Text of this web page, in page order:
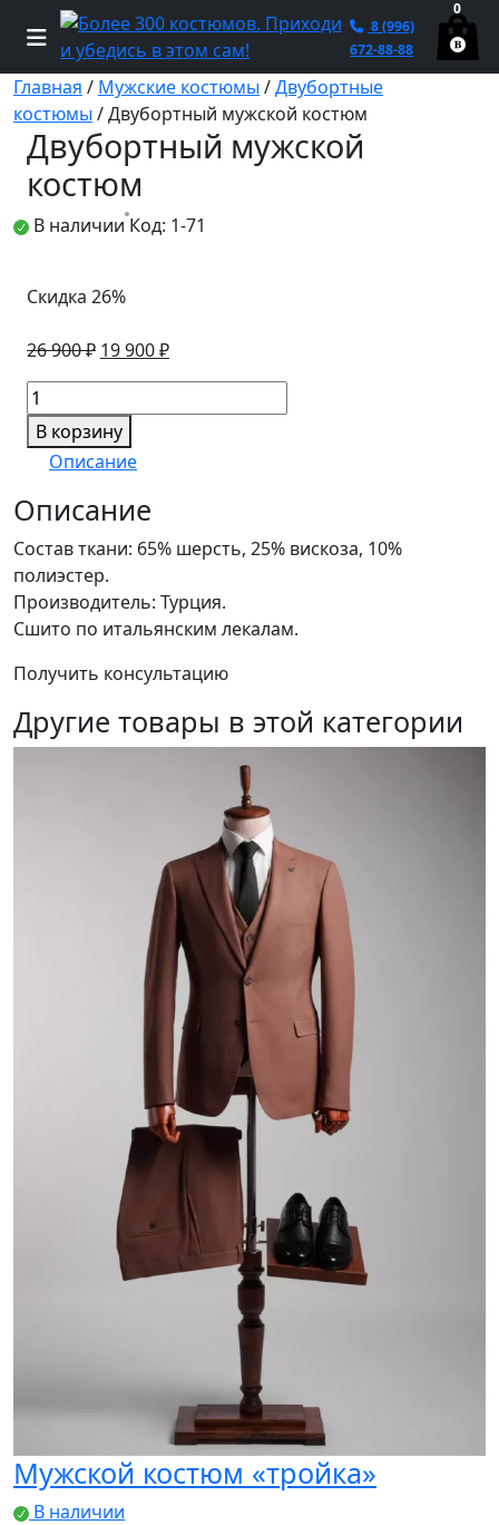
8 (996)
672-88-88
0
Главная / Мужские костюмы /Двубортные
костюмы / Двубортный мужской костюм
Двубортный мужской
костюм
В наличии Код: 1-71
Скидка 26%
26 900₽ Первоначальная
цена
26
900 ₽.
19 900₽Текущая
цена:
Количество
товара
Двубортный
мужской
костюм
В корзину
Описание
Описание
Состав ткани: 65% шерсть, 25% вискоза, 10%
полиэстер.
Производитель: Турция.
Сшито по итальянским лекалам.
Получить консультацию
Другие товары в этой категории
Мужской костюм «тройка»
В наличии